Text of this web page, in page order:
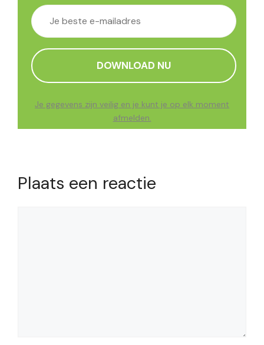
Je gegevens zijn veilig en je kunt je op elk moment
afmelden.
Plaats een reactie